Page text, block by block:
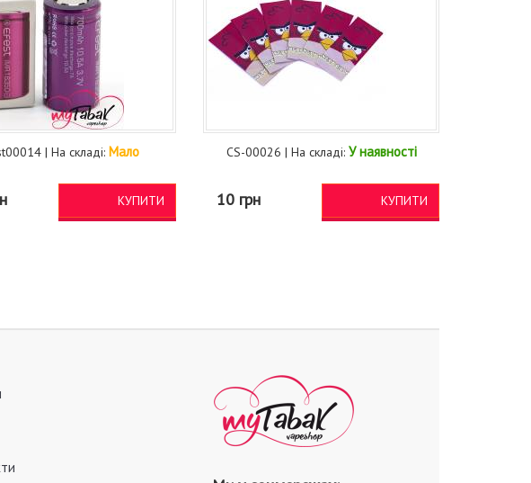
| На складі: Мало
КУПИТИ
CS-00026 | На складі: У наявності
10 грн КУПИТИ